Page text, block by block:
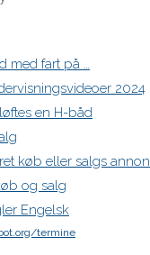
med fart på …
2024
en H-båd
køb eller salgs
og salg
Engelsk
i Europa
termine